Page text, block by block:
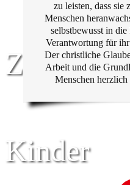
Zentrum
Kinder
zu leisten, dass sie
Menschen
selbstbewusst in
Verantwortung für
Der christliche
Arbeit und die
Menschen